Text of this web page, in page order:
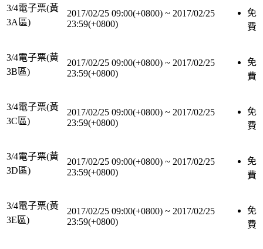
3/4電子票(黃
3A區)
2017/02/25 09:00(+0800) ~ 2017/02/25
23:59(+0800)
免
費
3/4電子票(黃
3B區)
2017/02/25 09:00(+0800) ~ 2017/02/25
23:59(+0800)
免
費
3/4電子票(黃
3C區)
2017/02/25 09:00(+0800) ~ 2017/02/25
23:59(+0800)
免
費
3/4電子票(黃
3D區)
2017/02/25 09:00(+0800) ~ 2017/02/25
23:59(+0800)
免
費
3/4電子票(黃
3E區)
2017/02/25 09:00(+0800) ~ 2017/02/25
23:59(+0800)
免
費